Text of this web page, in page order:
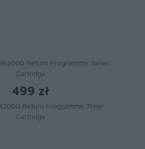
499 zł
Return Programme Toner
Cartridge